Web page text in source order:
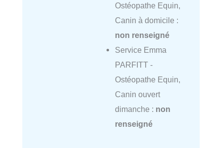
Ostéopathe Equin,
Canin à domicile :
non renseigné
Service Emma
PARFITT -
Ostéopathe Equin,
Canin ouvert
dimanche : non
renseigné